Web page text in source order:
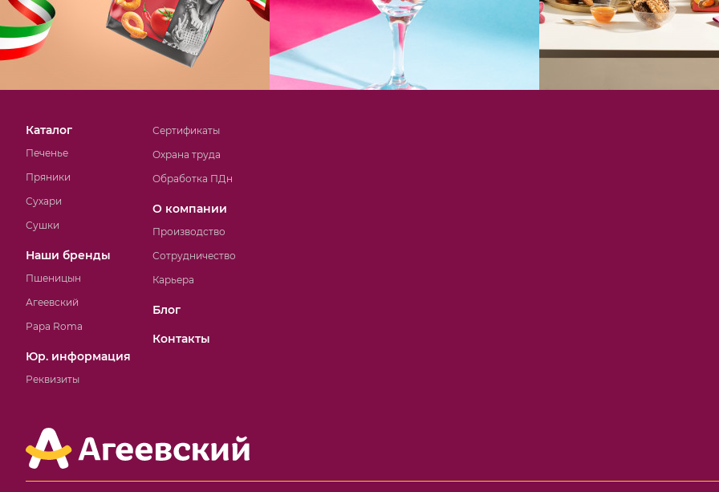
Каталог
Печенье
Пряники
Сухари
Сушки
Наши бренды
Пшеницын
Агеевский
Papa Roma
Юр. информация
Реквизиты
Сертификаты
Охрана труда
Обработка ПДн
О компании
Производство
Сотрудничество
Карьера
Блог
Контакты